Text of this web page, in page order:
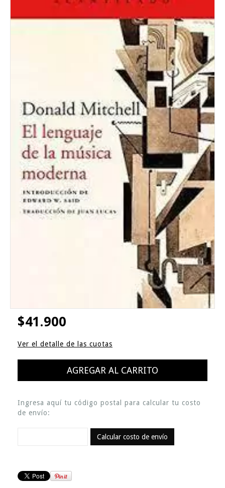
$41.900
Ver el detalle de las cuotas
Ingresa aquí tu código postal para calcular tu costo
de envío:
Calcular costo de envío